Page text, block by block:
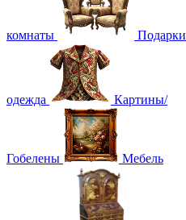
комнаты Подарки
одежда Картины/
Гобелены Мебель